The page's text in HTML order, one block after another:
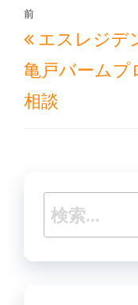
投
稿
ナ
ビ
ョ
過
去
の
投
前
エスレジデ
亀戸バームプ
相談
検
索: